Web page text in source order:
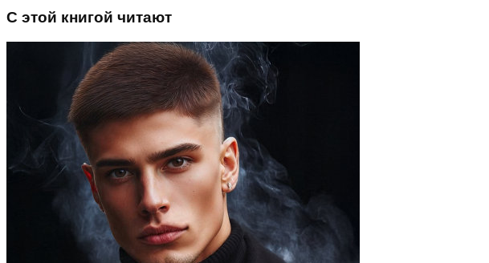
С этой книгой читают